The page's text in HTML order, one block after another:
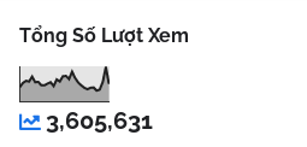
Tổng Số Lượt Xem
3,605,631